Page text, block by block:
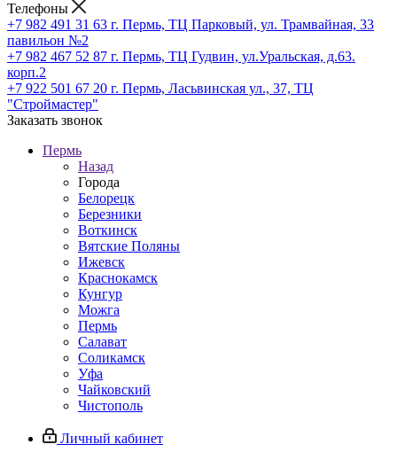
Телефоны
+7 982 491 31 63 г. Пермь, ТЦ Парковый, ул. Трамвайная, 33
павильон №2
+7 982 467 52 87 г. Пермь, ТЦ Гудвин, ул.Уральская, д.63.
корп.2
+7 922 501 67 20 г. Пермь, Ласьвинская ул., 37, ТЦ
"Строймастер"
Заказать звонок
Пермь
Назад
Города
Белорецк
Березники
Воткинск
Вятские Поляны
Ижевск
Краснокамск
Кунгур
Можга
Пермь
Салават
Соликамск
Уфа
Чайковский
Чистополь
Личный кабинет